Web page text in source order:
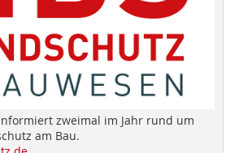
zweimal im Jahr rund um
am Bau.